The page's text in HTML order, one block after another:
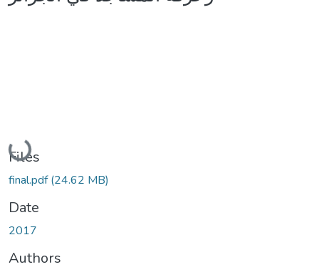
Loading...
Files
final.pdf(24.62 MB)
Date
2017
Authors